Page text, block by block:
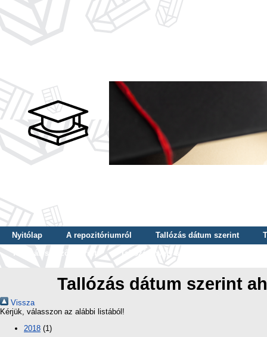
Nyitólap A repozitóriumról Tallózás dátum szerint
Tallózás szerző szerint
Tallózás nyelv szerint
Tallózás dátum szerint
Vissza
Kérjük, válasszon az alábbi listából!
2018 (1)